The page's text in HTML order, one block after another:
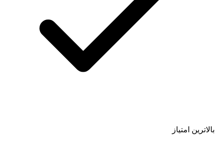
بالاترین امتیاز